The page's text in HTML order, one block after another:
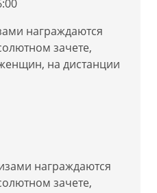
награждаются
зачете,
на дистанции
награждаются
зачете,